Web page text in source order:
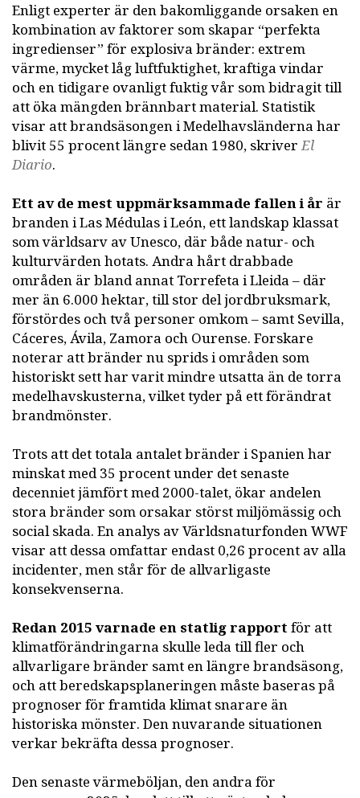
Enligt experter är den bakomliggande orsaken en
kombination av faktorer som skapar “perfekta
ingredienser” för explosiva bränder: extrem
värme, mycket låg luftfuktighet, kraftiga vindar
och en tidigare ovanligt fuktig vår som bidragit till
att öka mängden brännbart material. Statistik
visar att brandsäsongen i Medelhavsländerna har
blivit 55 procent längre sedan 1980, skriverEl
Diario.
Ett av de mest uppmärksammade fallen i år är
branden i Las Médulas i León, ett landskap klassat
som världsarv av Unesco, där både natur- och
kulturvärden hotats. Andra hårt drabbade
områden är bland annat Torrefeta i Lleida – där
mer än 6.000 hektar, till stor del jordbruksmark,
förstördes och två personer omkom – samt Sevilla,
Cáceres, Ávila, Zamora och Ourense. Forskare
noterar att bränder nu sprids i områden som
historiskt sett har varit mindre utsatta än de torra
medelhavskusterna, vilket tyder på ett förändrat
brandmönster.
Trots att det totala antalet bränder i Spanien har
minskat med 35 procent under det senaste
decenniet jämfört med 2000-talet, ökar andelen
stora bränder som orsakar störst miljömässig och
social skada. En analys av Världsnaturfonden WWF
visar att dessa omfattar endast 0,26 procent av alla
incidenter, men står för de allvarligaste
konsekvenserna.
Redan 2015 varnade en statlig rapportför att
klimatförändringarna skulle leda till fler och
allvarligare bränder samt en längre brandsäsong,
och att beredskapsplaneringen måste baseras på
prognoser för framtida klimat snarare än
historiska mönster. Den nuvarande situationen
verkar bekräfta dessa prognoser.
Den senaste värmeböljan, den andra för